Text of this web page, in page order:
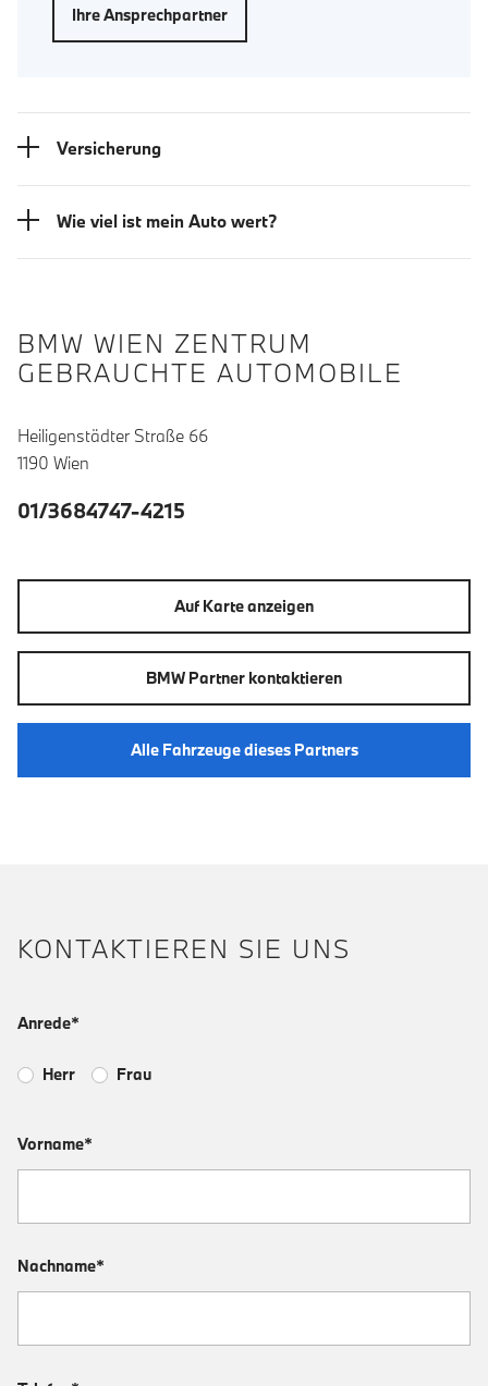
Ihre Ansprechpartner
Versicherung
Wie viel ist mein Auto wert?
BMW WIEN ZENTRUM
GEBRAUCHTE AUTOMOBILE
Heiligenstädter Straße 66
1190 Wien
01/3684747-4215
Auf Karte anzeigen
BMW Partner kontaktieren
Alle Fahrzeuge dieses Partners
KONTAKTIEREN SIE UNS
Anrede*
Herr Frau
Vorname*
Nachname*